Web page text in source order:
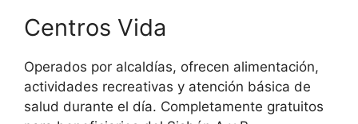
Centros Vida
Operados por alcaldías, ofrecen alimentación,
actividades recreativas y atención básica de
salud durante el día. Completamente gratuitos